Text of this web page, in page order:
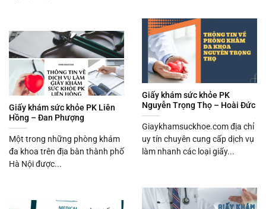
Giấy khám sức khỏe PK
Nguyễn Trọng Thọ – Hoài Đức
Giaykhamsuckhoe.com địa chỉ
uy tín chuyên cung cấp dịch vụ
làm nhanh các loại giấy...
Giấy khám sức khỏe PK Liên
Hồng – Đan Phượng
Một trong những phòng khám
đa khoa trên địa bàn thành phố
Hà Nội được...